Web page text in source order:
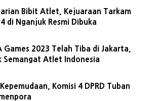
Bibit Atlet, Kejuaraan Tarkam
di Nganjuk Resmi Dibuka
Games 2023 Telah Tiba di Jakarta,
Semangat Atlet Indonesia
Komisi 4 DPRD Tuban